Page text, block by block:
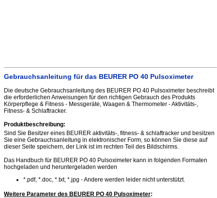
Gebrauchsanleitung für das BEURER PO 40 Pulsoximeter
Die deutsche Gebrauchsanleitung des BEURER PO 40 Pulsoximeter beschreibt
die erforderlichen Anweisungen für den richtigen Gebrauch des Produkts
Körperpflege & Fitness - Messgeräte, Waagen & Thermometer - Aktivitäts-,
Fitness- & Schlaftracker.
Produktbeschreibung:
Sind Sie Besitzer eines BEURER aktivitäts-, fitness- & schlaftracker und besitzen
Sie eine Gebrauchsanleitung in elektronischer Form, so können Sie diese auf
dieser Seite speichern, der Link ist im rechten Teil des Bildschirms.
Das Handbuch für BEURER PO 40 Pulsoximeter kann in folgenden Formaten
hochgeladen und heruntergeladen werden
*.pdf, *.doc, *.txt, *.jpg - Andere werden leider nicht unterstützt.
Weitere Parameter des BEURER PO 40 Pulsoximeter: